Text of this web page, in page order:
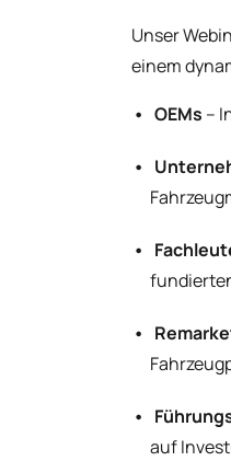
Unser
einem
OEMs –
auf